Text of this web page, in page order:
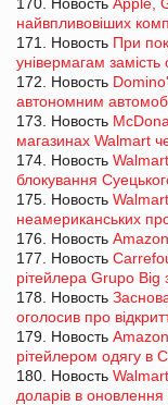
найвпливовіших
171. Новость При
універмагам
172. Новость
автономним
173. Новость
магазинах Walmart
174. Новость
блокування
175. Новость
неамериканських
176. Новость
177. Новость
рітейлера Grupo
178. Новость
оголосив про
179. Новость
рітейлером одягу в
180. Новость
доларів в оновлення